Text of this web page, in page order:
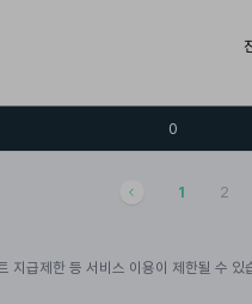
0
1 2
지급제한 등 서비스 이용이 제한될 수 있